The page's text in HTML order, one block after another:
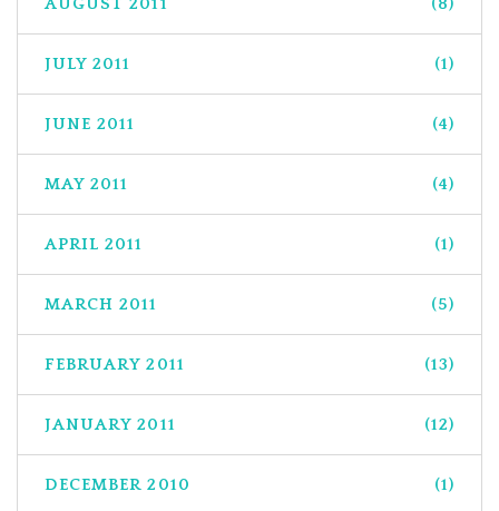
AUGUST 2011 (8)
JULY 2011 (1)
JUNE 2011 (4)
MAY 2011 (4)
APRIL 2011 (1)
MARCH 2011 (5)
FEBRUARY 2011 (13)
JANUARY 2011 (12)
DECEMBER 2010 (1)